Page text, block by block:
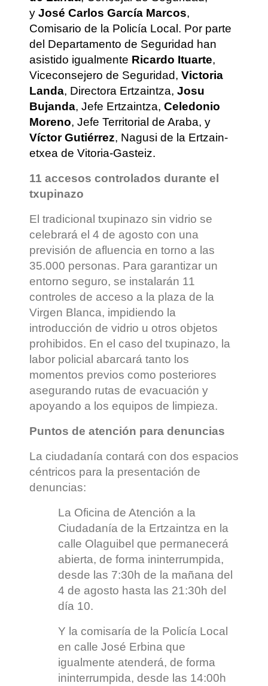
y José Carlos García Marcos,
Comisario de la Policía Local. Por parte
del Departamento de Seguridad han
asistido igualmente Ricardo Ituarte,
Viceconsejero de Seguridad, Victoria
Landa, Directora Ertzaintza, Josu
Bujanda, Jefe Ertzaintza, Celedonio
Moreno, Jefe Territorial de Araba, y
Víctor Gutiérrez, Nagusi de la Ertzain-
etxea de Vitoria-Gasteiz.
11 accesos controlados durante el
txupinazo
El tradicional txupinazo sin vidrio se
celebrará el 4 de agosto con una
previsión de afluencia en torno a las
35.000 personas. Para garantizar un
entorno seguro, se instalarán 11
controles de acceso a la plaza de la
Virgen Blanca, impidiendo la
introducción de vidrio u otros objetos
prohibidos. En el caso del txupinazo, la
labor policial abarcará tanto los
momentos previos como posteriores
asegurando rutas de evacuación y
apoyando a los equipos de limpieza.
Puntos de atención para denuncias
La ciudadanía contará con dos espacios
céntricos para la presentación de
denuncias:
La Oficina de Atención a la
Ciudadanía de la Ertzaintza en la
calle Olaguibel que permanecerá
abierta, de forma ininterrumpida,
desde las 7:30h de la mañana del
4 de agosto hasta las 21:30h del
día 10.
Y la comisaría de la Policía Local
en calle José Erbina que
igualmente atenderá, de forma
ininterrumpida, desde las 14:00h